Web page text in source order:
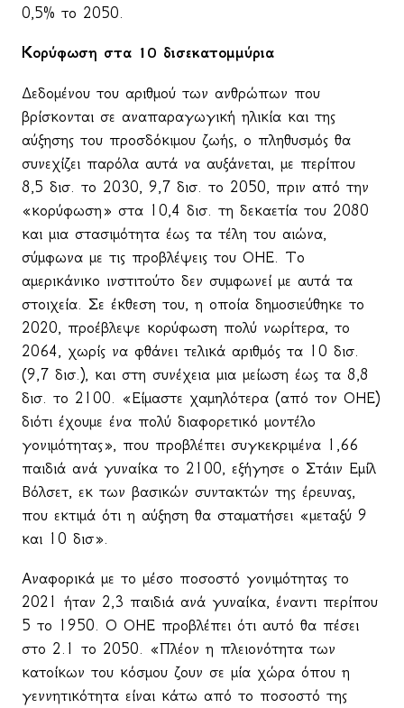
0,5% το 2050.
Κορύφωση στα 10 δισεκατομμύρια
Δεδομένου του αριθμού των ανθρώπων που
βρίσκονται σε αναπαραγωγική ηλικία και της
αύξησης του προσδόκιμου ζωής, ο πληθυσμός θα
συνεχίζει παρόλα αυτά να αυξάνεται, με περίπου
8,5 δισ. το 2030, 9,7 δισ. το 2050, πριν από την
«κορύφωση» στα 10,4 δισ. τη δεκαετία του 2080
και μια στασιμότητα έως τα τέλη του αιώνα,
σύμφωνα με τις προβλέψεις του ΟΗΕ. Το
αμερικάνικο ινστιτούτο δεν συμφωνεί με αυτά τα
στοιχεία. Σε έκθεση του, η οποία δημοσιεύθηκε το
2020, προέβλεψε κορύφωση πολύ νωρίτερα, το
2064, χωρίς να φθάνει τελικά αριθμός τα 10 δισ.
(9,7 δισ.), και στη συνέχεια μια μείωση έως τα 8,8
δισ. το 2100. «Είμαστε χαμηλότερα (από τον ΟΗΕ)
διότι έχουμε ένα πολύ διαφορετικό μοντέλο
γονιμότητας», που προβλέπει συγκεκριμένα 1,66
παιδιά ανά γυναίκα το 2100, εξήγησε ο Στάιν Εμίλ
Βόλσετ, εκ των βασικών συντακτών της έρευνας,
που εκτιμά ότι η αύξηση θα σταματήσει «μεταξύ 9
και 10 δισ».
Αναφορικά με το μέσο ποσοστό γονιμότητας το
2021 ήταν 2,3 παιδιά ανά γυναίκα, έναντι περίπου
5 το 1950. Ο ΟΗΕ προβλέπει ότι αυτό θα πέσει
στο 2.1 το 2050. «Πλέον η πλειονότητα των
κατοίκων του κόσμου ζουν σε μία χώρα όπου η
γεννητικότητα είναι κάτω από το ποσοστό της